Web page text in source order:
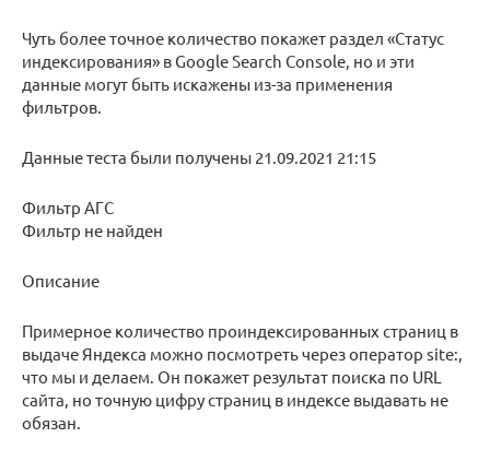
Чуть более точное количество покажет раздел «Статус
индексирования» в Google Search Console, но и эти
данные могут быть искажены из-за применения
фильтров.
Данные теста были получены 21.09.2021 21:15
Фильтр АГС
Фильтр не найден
Описание
Примерное количество проиндексированных страниц в
выдаче Яндекса можно посмотреть через оператор site:,
что мы и делаем. Он покажет результат поиска по URL
сайта, но точную цифру страниц в индексе выдавать не
обязан.